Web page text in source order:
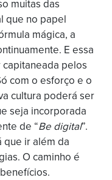
muitas das
que no papel
mágica, a
E essa
pelos
com o esforço e o
cultura poderá ser
seja incorporada
de “Be digital”.
que ir além da
O caminho é